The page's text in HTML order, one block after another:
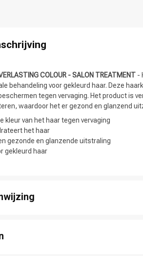
COLOUR - SALON TREATMENT -
behandeling voor gekleurd haar. Deze
tegen vervaging. Het product is
waardoor het er gezond en glanzend
kleur van het haar tegen vervaging
het haar
gezonde en glanzende uitstraling
gekleurd haar
kleine hoeveelheid van de inhoud aan op
haarkuur zachtjes in het haar en de